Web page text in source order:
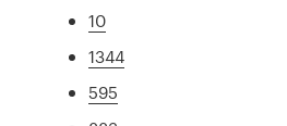
10
1344
595